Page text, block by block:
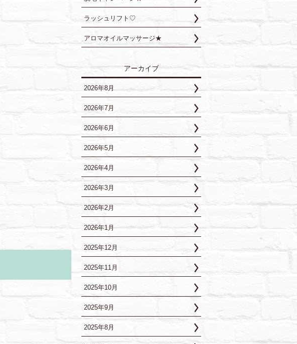
ラッシュリフト♡
アロマオイルマッサージ★
アーカイブ
2026年8月
2026年7月
2026年6月
2026年5月
2026年4月
2026年3月
2026年2月
2026年1月
2025年12月
2025年11月
2025年10月
2025年9月
2025年8月